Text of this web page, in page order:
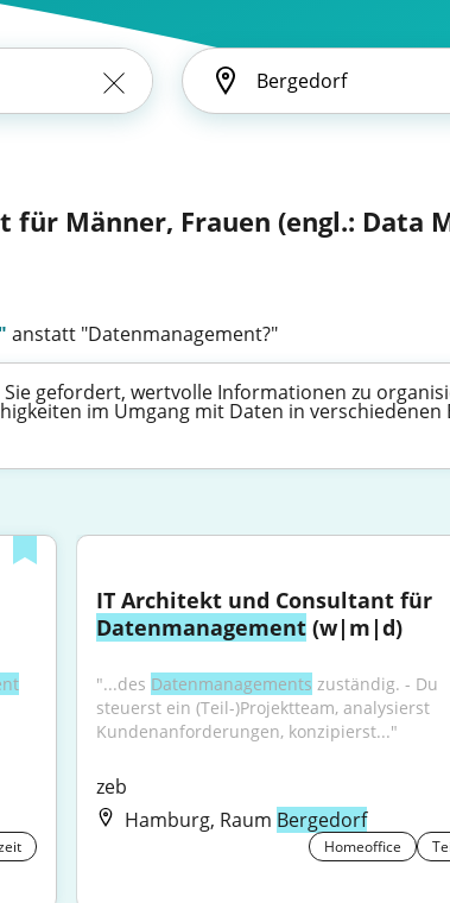
für Männer, Frauen (engl.: Data
anstatt "Datenmanagement?"
gefordert, wertvolle Informationen zu
im Umgang mit Daten in
Datenmanagement (w|m|d)
"...des Datenmanagements zuständig. - Du
steuerst ein (Teil-)Projektteam, analysierst
Kundenanforderungen, konzipierst..."
zeb
Hamburg, Raum Bergedorf
Homeoffice